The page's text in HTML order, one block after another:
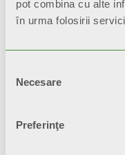
pot combina cu alte
în urma folosirii
consimțământului
Necesare
Preferinţe
Radiatoare
1600, 1800,